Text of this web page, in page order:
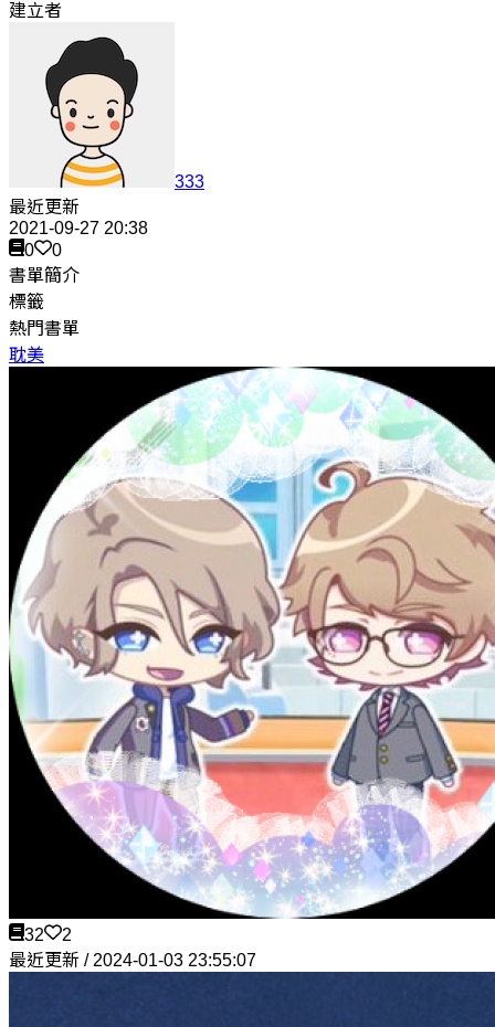
建立者
333
最近更新
2021-09-27 20:38
0
0
書單簡介
標籤
熱門書單
耽美
32
2
最近更新 / 2024-01-03 23:55:07